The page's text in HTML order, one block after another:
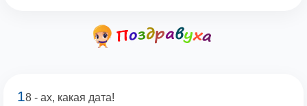
18 - ах, какая дата!